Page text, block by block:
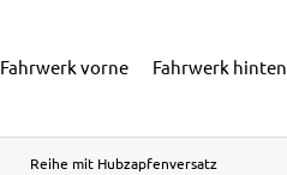
Fahrwerk vorne Fahrwerk hinten
Reihe mit Hubzapfenversatz